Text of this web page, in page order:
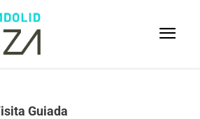
Guiada